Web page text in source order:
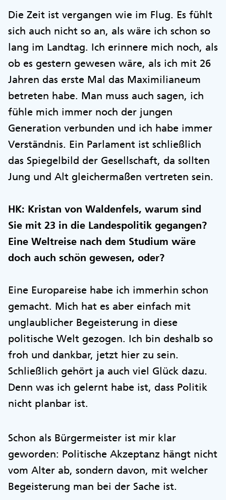
Die Zeit ist vergangen wie im Flug. Es fühlt
sich auch nicht so an, als wäre ich schon so
lang im Landtag. Ich erinnere mich noch, als
ob es gestern gewesen wäre, als ich mit 26
Jahren das erste Mal das Maximilianeum
betreten habe. Man muss auch sagen, ich
fühle mich immer noch der jungen
Generation verbunden und ich habe immer
Verständnis. Ein Parlament ist schließlich
das Spiegelbild der Gesellschaft, da sollten
Jung und Alt gleichermaßen vertreten sein.
HK: Kristan von Waldenfels, warum sind
Sie mit 23 in die Landespolitik gegangen?
Eine Weltreise nach dem Studium wäre
doch auch schön gewesen, oder?
Eine Europareise habe ich immerhin schon
gemacht. Mich hat es aber einfach mit
unglaublicher Begeisterung in diese
politische Welt gezogen. Ich bin deshalb so
froh und dankbar, jetzt hier zu sein.
Schließlich gehört ja auch viel Glück dazu.
Denn was ich gelernt habe ist, dass Politik
nicht planbar ist.
Schon als Bürgermeister ist mir klar
geworden: Politische Akzeptanz hängt nicht
vom Alter ab, sondern davon, mit welcher
Begeisterung man bei der Sache ist.